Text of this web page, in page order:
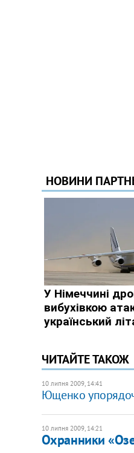
ЧИТАЙТЕ ТАКОЖ
10 липня 2009, 14:41
Ющенко
10 липня 2009, 14:21
Охранники